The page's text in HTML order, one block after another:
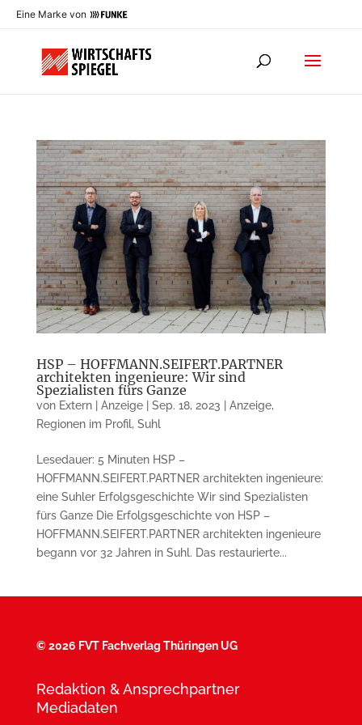
Eine Marke von
HSP – HOFFMANN.SEIFERT.PARTNER
architekten ingenieure: Wir sind
Spezialisten fürs Ganze
von Extern | Anzeige| Sep. 18, 2023 Anzeige,
Regionen im Profil, Suhl
Lesedauer: 5 Minuten HSP –
HOFFMANN.SEIFERT.PARTNER architekten ingenieure:
eine Suhler Erfolgsgeschichte Wir sind Spezialisten
fürs Ganze Die Erfolgsgeschichte von HSP –
HOFFMANN.SEIFERT.PARTNER architekten ingenieure
begann vor 32 Jahren in Suhl. Das restaurierte...
©2026 FVT Fachverlag Thüringen UG
Redaktion & Ansprechpartner
Mediadaten